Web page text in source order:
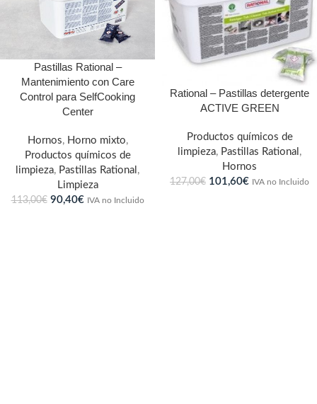
Pastillas Rational –
Mantenimiento con Care
Control para SelfCooking
Center
Hornos, Horno mixto,
Productos químicos de
limpieza, Pastillas Rational ,
Limpieza
113,00€ 90,40€ IVA no Incluido
Rational – Pastillas detergente
ACTIVE GREEN
Productos químicos de
limpieza, Pastillas Rational ,
Hornos
127,00€ 101,60€ IVA no Incluido